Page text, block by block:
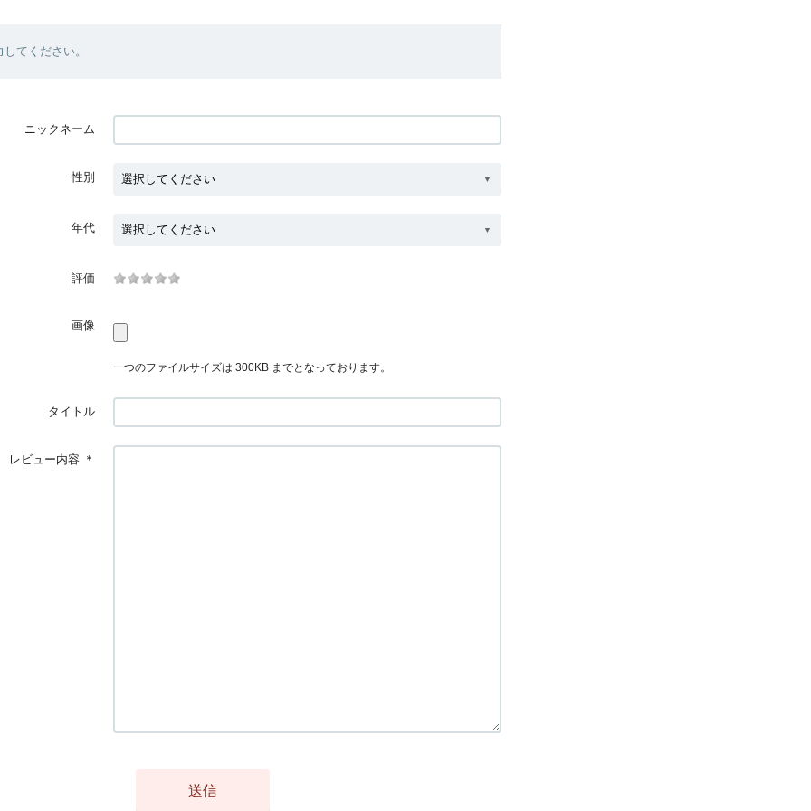
てください。
ニックネーム
性別
年代
評価
画像
一つのファイルサイズは 300KB までとなっております。
タイトル
レビュー内容 ＊